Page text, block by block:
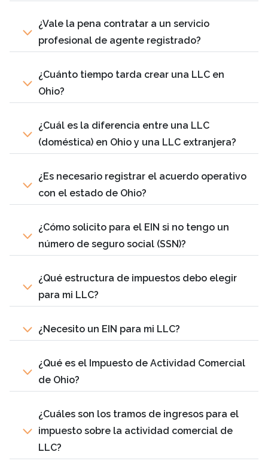
¿Vale la pena contratar a un servicio
profesional de agente registrado?
¿Cuánto tiempo tarda crear una LLC en
Ohio?
¿Cuál es la diferencia entre una LLC
(doméstica) en Ohio y una LLC extranjera?
¿Es necesario registrar el acuerdo operativo
con el estado de Ohio?
¿Cómo solicito para el EIN si no tengo un
número de seguro social (SSN)?
¿Qué estructura de impuestos debo elegir
para mi LLC?
¿Necesito un EIN para mi LLC?
¿Qué es el Impuesto de Actividad Comercial
de Ohio?
¿Cuáles son los tramos de ingresos para el
impuesto sobre la actividad comercial de
LLC?